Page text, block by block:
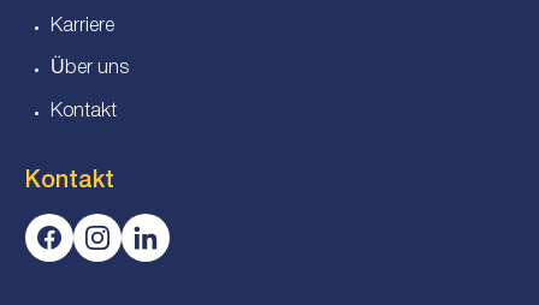
Karriere
Über uns
Kontakt
Kontakt